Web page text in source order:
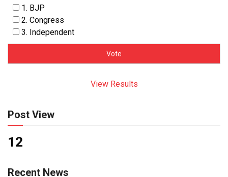
1. BJP
2. Congress
3. Independent
View Results
Post View
12
Recent News